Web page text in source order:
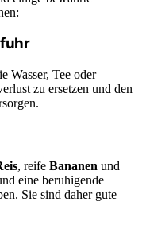
Wasser, Tee oder
zu ersetzen und den
, reife Bananen und
eine beruhigende
Sie sind daher gute